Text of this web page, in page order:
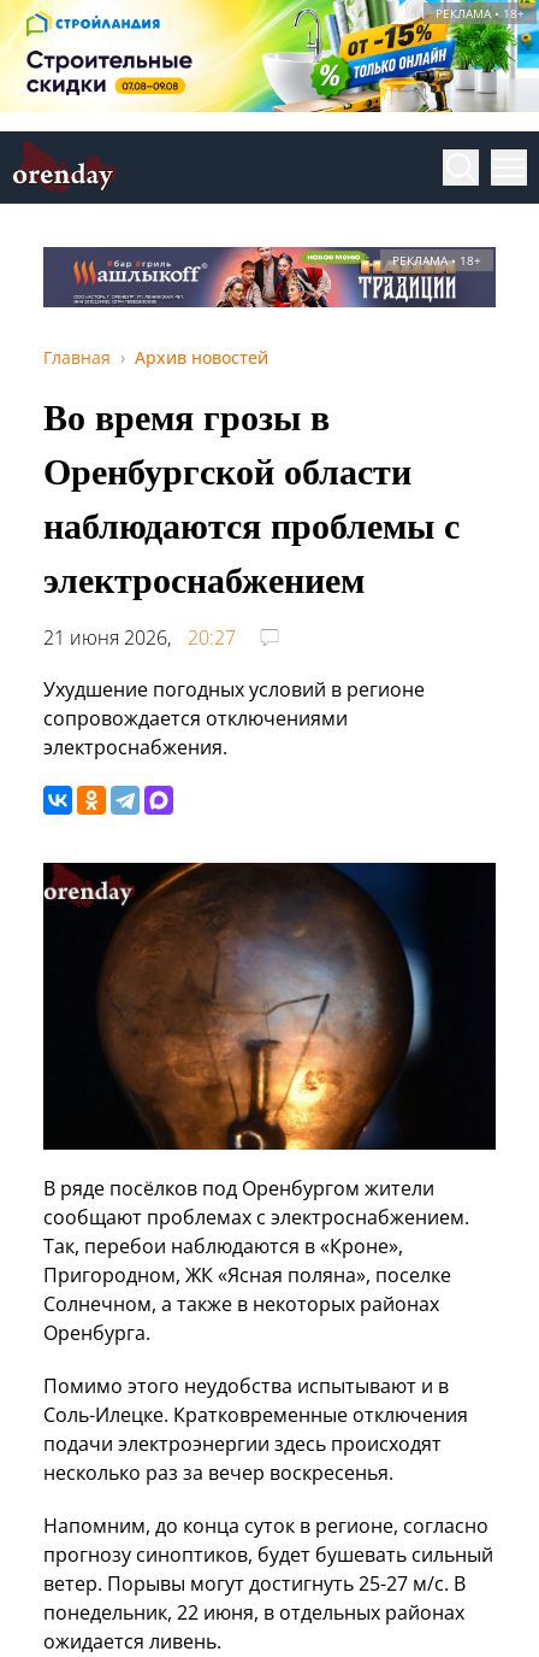
РЕКЛАМА • 18+
РЕКЛАМА • 18+
Главная Архив новостей
Во время грозы в
Оренбургской области
наблюдаются проблемы с
электроснабжением
21 июня 2026,
20:27
Ухудшение погодных условий в регионе
сопровождается отключениями
электроснабжения.
В ряде посёлков под Оренбургом жители
сообщают проблемах с электроснабжением.
Так, перебои наблюдаются в «Кроне»,
Пригородном, ЖК «Ясная поляна», поселке
Солнечном, а также в некоторых районах
Оренбурга.
Помимо этого неудобства испытывают и в
Соль-Илецке. Кратковременные отключения
подачи электроэнергии здесь происходят
несколько раз за вечер воскресенья.
Напомним, до конца суток в регионе, согласно
прогнозу синоптиков, будет бушевать сильный
ветер. Порывы могут достигнуть 25-27 м/с. В
понедельник, 22 июня, в отдельных районах
ожидается ливень.